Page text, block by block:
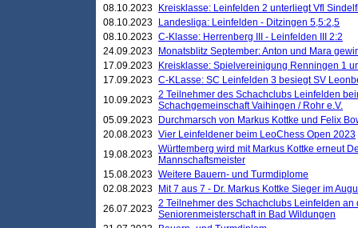
08.10.2023
Kreisklasse: Leinfelden 2 unterliegt Vfl
08.10.2023
Landesliga: Leinfelden - Ditzingen 5,5:2,5
08.10.2023 C-Klasse: Herrenberg III - Leinfelden III 2:2
24.09.2023
Monatsblitz September: Anton und Mara
17.09.2023
Kreisklasse: Spielvereinigung Renningen 1
17.09.2023 C-KLasse: SC Leinfelden 3 besiegt SV
10.09.2023 2 Teilnehmer des Schachclubs Leinfelden
Schachgemeinschaft Vaihingen / Rohr e.V.
05.09.2023
Durchmarsch von Markus Kottke und Felix
20.08.2023 Vier Leinfeldener beim LeoChess Open 2023
19.08.2023 Württemberg wird mit Markus Kottke erneut
Mannschaftsmeister
15.08.2023 Weitere Bauern- und Turmdiplome
02.08.2023
Mit 7 aus 7 - Dr. Markus Kottke Sieger im
26.07.2023 2 Teilnehmer des Schachclubs Leinfelden an
Seniorenmeisterschaft in Bad Wildungen